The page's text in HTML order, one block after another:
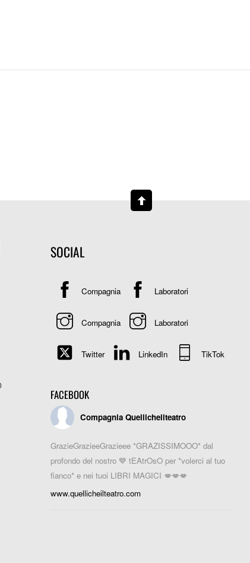
SOCIAL
Compagnia Laboratori
Compagnia Laboratori
Twitter LinkedIn TikTok
FACEBOOK
Compagnia Quellicheilteatro
GrazieGrazieeGrazieee *GRAZISSIMOOO* dal
profondo del nostro 💙 tEAtrOsO per *volerci al tuo
fianco* e nei tuoi LIBRI MAGICI 💋💋💋
www.quellicheilteatro.com